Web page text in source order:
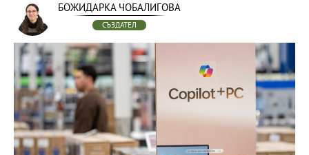
БОЖИДАРКА ЧОБАЛИГОВА
СЪЗДАТЕЛ